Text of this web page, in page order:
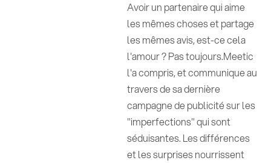
Avoir un partenaire qui aime
les mêmes choses et partage
les mêmes avis, est-ce cela
l'amour ? Pas toujours.Meetic
l'a compris, et communique au
travers de sa dernière
campagne de publicité sur les
"imperfections" qui sont
séduisantes. Les différences
et les surprises nourrissent